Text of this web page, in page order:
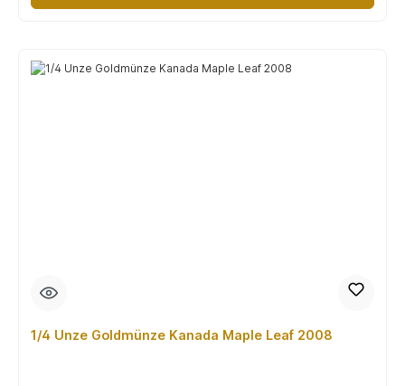
1/4 Unze Goldmünze Kanada Maple Leaf 2008